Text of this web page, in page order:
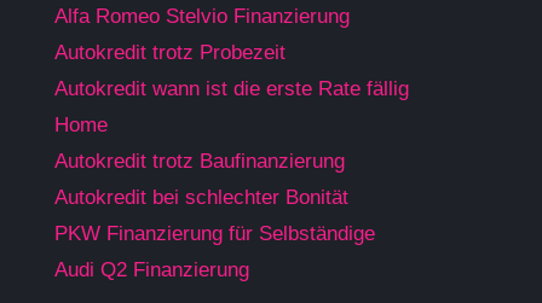
Alfa Romeo Stelvio Finanzierung
Autokredit trotz Probezeit
Autokredit wann ist die erste Rate fällig
Home
Autokredit trotz Baufinanzierung
Autokredit bei schlechter Bonität
PKW Finanzierung für Selbständige
Audi Q2 Finanzierung